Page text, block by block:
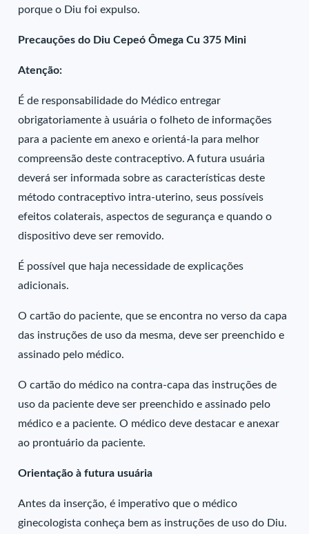
porque o Diu foi expulso.
Precauções do Diu Cepeó Ômega Cu 375 Mini
Atenção:
É de responsabilidade do Médico entregar
obrigatoriamente à usuária o folheto de informações
para a paciente em anexo e orientá-la para melhor
compreensão deste contraceptivo. A futura usuária
deverá ser informada sobre as características deste
método contraceptivo intra-uterino, seus possíveis
efeitos colaterais, aspectos de segurança e quando o
dispositivo deve ser removido.
É possível que haja necessidade de explicações
adicionais.
O cartão do paciente, que se encontra no verso da capa
das instruções de uso da mesma, deve ser preenchido e
assinado pelo médico.
O cartão do médico na contra-capa das instruções de
uso da paciente deve ser preenchido e assinado pelo
médico e a paciente. O médico deve destacar e anexar
ao prontuário da paciente.
Orientação à futura usuária
Antes da inserção, é imperativo que o médico
ginecologista conheça bem as instruções de uso do Diu.